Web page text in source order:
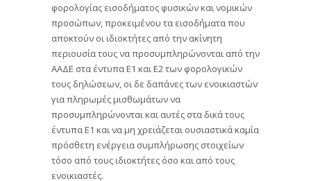
φορολογίας εισοδήματος φυσικών και νομικών
προσώπων, προκειμένου τα εισοδήματα που
αποκτούν οι ιδιοκτήτες από την ακίνητη
περιουσία τους να προσυμπληρώνονται από την
ΑΑΔΕ στα έντυπα Ε1 και Ε2 των φορολογικών
τους δηλώσεων, οι δε δαπάνες των ενοικιαστών
για πληρωμές μισθωμάτων να
προσυμπληρώνονται και αυτές στα δικά τους
έντυπα Ε1 και να μη χρειάζεται ουσιαστικά καμία
πρόσθετη ενέργεια συμπλήρωσης στοιχείων
τόσο από τους ιδιοκτήτες όσο και από τους
ενοικιαστές.